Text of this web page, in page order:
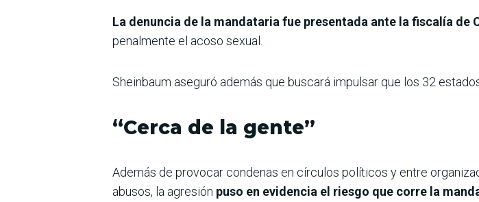
La denuncia de la mandataria fue presentada ante la fiscalía de
penalmente el acoso sexual.
Sheinbaum aseguró además que buscará impulsar que los 32
“Cerca de la gente”
Además de provocar condenas en círculos políticos y entre
abusos, la agresión puso en evidencia el riesgo que corre la